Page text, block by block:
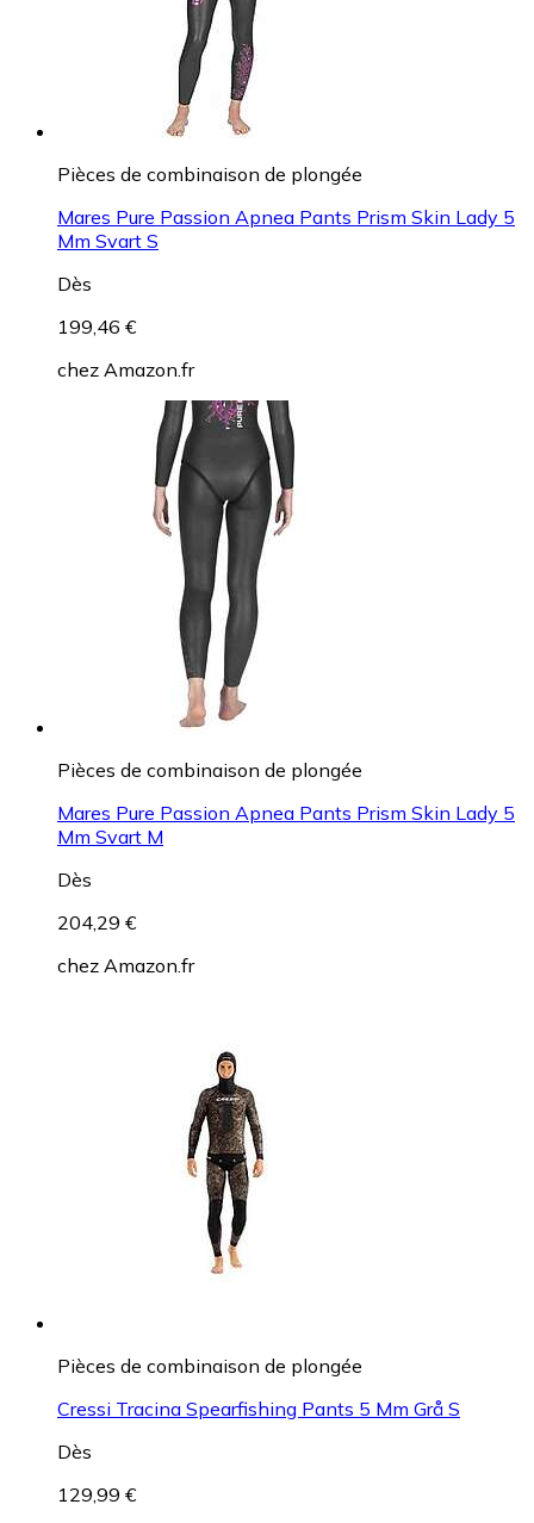
Pièces de combinaison de plongée
Mares Pure Passion Apnea Pants Prism Skin Lady 5
Mm Svart S
Dès
199,46 €
chez Amazon.fr
Pièces de combinaison de plongée
Mares Pure Passion Apnea Pants Prism Skin Lady 5
Mm Svart M
Dès
204,29 €
chez Amazon.fr
Pièces de combinaison de plongée
Cressi Tracina Spearfishing Pants 5 Mm Grå S
Dès
129,99 €